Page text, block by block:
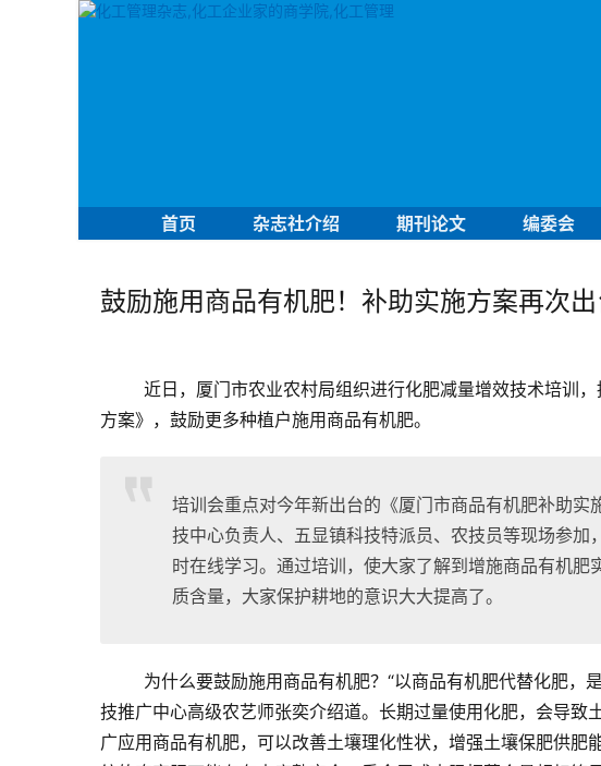
首页 杂志社介绍 期刊论文 编委会
鼓励施用商品有机肥！补助实施方案再次出
近日，厦门市农业农村局组织进行化肥减量增效技术培训
方案》， 鼓励更多种植户施用商品有机肥。
培训会重点对今年新出台的《厦门市商品有机肥补助
技中心负责人、五显镇科技特派员、农技员等现场参
时在线学习。通过培训，使大家了解到增施商品有机
质含量，大家保护耕地的意识大大提高了。
为什么要鼓励施用商品有机肥？ “以商品有机肥代替化肥，
技推广中心高级农艺师张奕介绍道。长期过量使用化肥，会导致
广应用商品有机肥，可以改善土壤理化性状，增强土壤保肥供